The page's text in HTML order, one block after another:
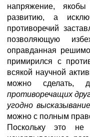
напряжение,
развитию, а
противоречий
позволяющую
оправданная
примирился с
всякой научной
можно сделать,
противоречащих
угодно
можно с полным
Поскольку это